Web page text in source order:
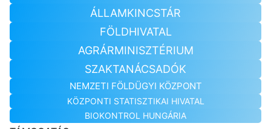
ÁLLAMKINCSTÁR
FÖLDHIVATAL
AGRÁRMINISZTÉRIUM
SZAKTANÁCSADÓK
NEMZETI FÖLDÜGYI KÖZPONT
KÖZPONTI STATISZTIKAI HIVATAL
BIOKONTROL HUNGÁRIA